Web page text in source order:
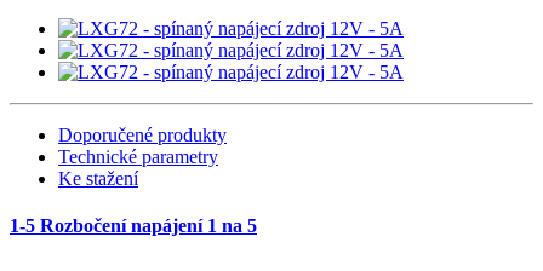
Doporučené produkty
Technické parametry
Ke stažení
1-5 Rozbočení napájení 1 na 5